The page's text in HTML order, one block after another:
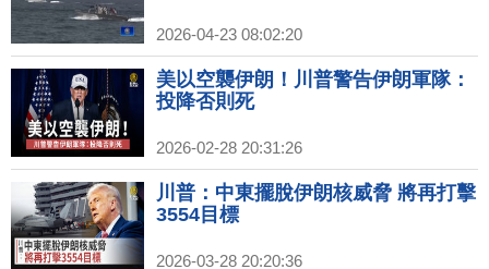
2026-04-23 08:02:20
美以空襲伊朗！川普警告伊朗軍隊：
投降否則死
2026-02-28 20:31:26
川普：中東擺脫伊朗核威脅 將再打擊
3554目標
2026-03-28 20:20:36